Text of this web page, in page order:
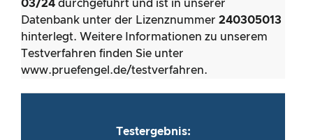
03/24 durchgeführt und ist in unserer
Datenbank unter der Lizenznummer 240305013
hinterlegt. Weitere Informationen zu unserem
Testverfahren finden Sie unter
www.pruefengel.de/testverfahren.
Testergebnis: